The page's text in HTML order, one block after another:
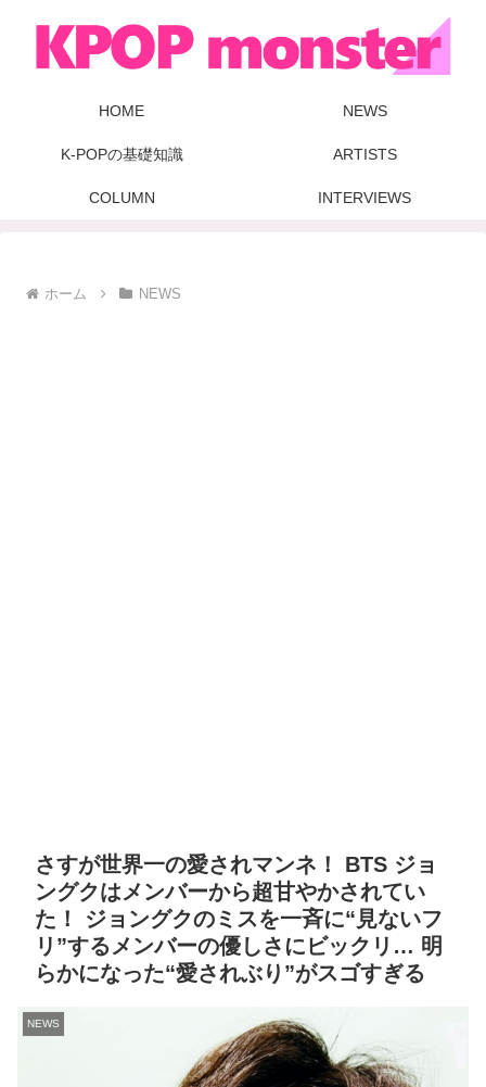
HOME NEWS
K-POPの基礎知識 ARTISTS
COLUMN INTERVIEWS
ホーム NEWS
さすが世界一の愛されマンネ！ BTS ジョ
ングクはメンバーから超甘やかされてい
た！ ジョングクのミスを一斉に“見ないフ
リ”するメンバーの優しさにビックリ… 明
らかになった“愛されぶり”がスゴすぎる
NEWS